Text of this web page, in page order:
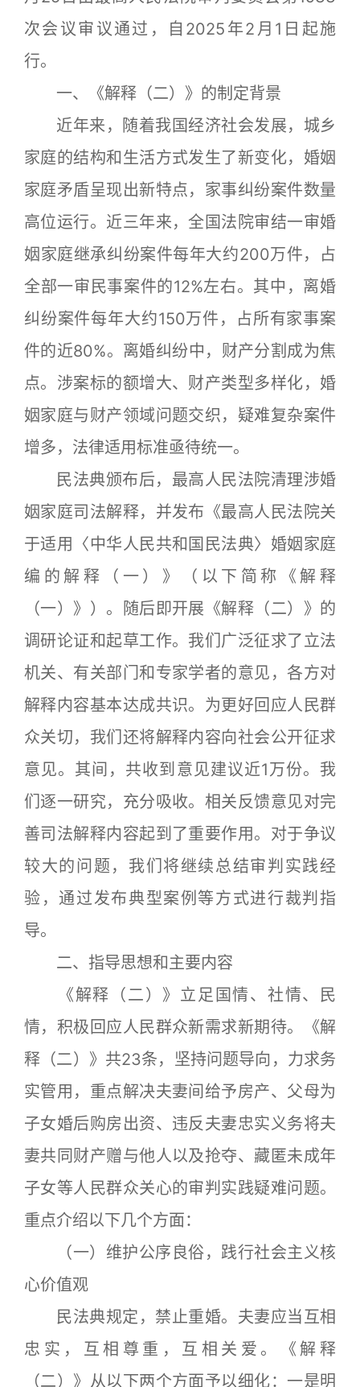
次会议审议通过，自2025年2月1日起施
行。
一、《解释（二）》的制定背景
近年来，随着我国经济社会发展，城乡
家庭的结构和生活方式发生了新变化，婚姻
家庭矛盾呈现出新特点，家事纠纷案件数量
高位运行。近三年来，全国法院审结一审婚
姻家庭继承纠纷案件每年大约200万件，占
全部一审民事案件的12%左右。其中，离婚
纠纷案件每年大约150万件，占所有家事案
件的近80%。离婚纠纷中，财产分割成为焦
点。涉案标的额增大、财产类型多样化，婚
姻家庭与财产领域问题交织，疑难复杂案件
增多，法律适用标准亟待统一。
民法典颁布后，最高人民法院清理涉婚
姻家庭司法解释，并发布《最高人民法院关
于适用〈中华人民共和国民法典〉婚姻家庭
编的解释（一）》（以下简称《解释
（一）》）。随后即开展《解释（二）》的
调研论证和起草工作。我们广泛征求了立法
机关、有关部门和专家学者的意见，各方对
解释内容基本达成共识。为更好回应人民群
众关切，我们还将解释内容向社会公开征求
意见。其间，共收到意见建议近1万份。我
们逐一研究，充分吸收。相关反馈意见对完
善司法解释内容起到了重要作用。对于争议
较大的问题，我们将继续总结审判实践经
验，通过发布典型案例等方式进行裁判指
导。
二、指导思想和主要内容
《解释（二）》立足国情、社情、民
情，积极回应人民群众新需求新期待。《解
释（二）》共23条，坚持问题导向，力求务
实管用，重点解决夫妻间给予房产、父母为
子女婚后购房出资、违反夫妻忠实义务将夫
妻共同财产赠与他人以及抢夺、藏匿未成年
子女等人民群众关心的审判实践疑难问题。
重点介绍以下几个方面：
（一）维护公序良俗，践行社会主义核
心价值观
民法典规定，禁止重婚。夫妻应当互相
忠实，互相尊重，互相关爱。《解释
（二）》从以下两个方面予以细化：一是明